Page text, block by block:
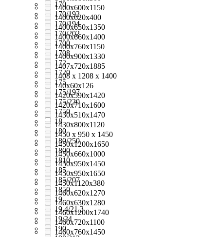
170
170/192
170/194
170/202
1700
1708
172
1720
175
175/197
175/220
1750
18
180
180/250
1800
1810
185
185/207
1850
19
19,4/21,3
19/24
190
1400х600х1150
1400х620х400
1400х650х1350
1400х660х1400
1400х760х1150
1400х900х1330
1407x720x1885
1408 х 1208 х 1400
140х60х126
1420x590x1420
1420x710x1600
1430x510x1470
1430х800х1120
1450 х 950 х 1450
1450x1200x1650
1450x660x1000
1450x950x1450
1450x950x1650
1450х1120х380
1460x620x1270
1460x630x1280
1460х1200х1740
1460х720х1100
1460х760х1450